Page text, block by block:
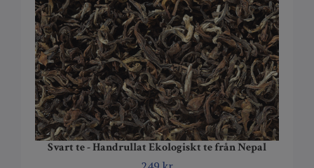
Svart te - Handrullat Ekologiskt te från Nepal